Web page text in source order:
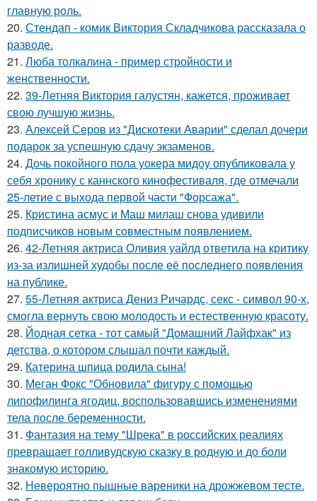
главную роль.
20. Стендап - комик Виктория Складчикова рассказала о
разводе.
21. Люба толкалина - пример стройности и
женственности.
22. 39-Летняя Виктория галустян, кажется, проживает
свою лучшую жизнь.
23. Алексей Серов из "Дискотеки Аварии" сделал дочери
подарок за успешную сдачу экзаменов.
24. Дочь покойного пола уокера мидоу опубликовала у
себя хронику с каннского кинофестиваля, где отмечали
25-летие с выхода первой части "Форсажа".
25. Кристина асмус и Маш милаш снова удивили
подписчиков новым совместным появлением.
26. 42-Летняя актриса Оливия уайлд ответила на критику
из-за излишней худобы после её последнего появления
на публике.
27. 55-Летняя актриса Дениз Ричардс, секс - символ 90-х,
смогла вернуть свою молодость и естественную красоту.
28. Йодная сетка - тот самый "Домашний Лайфхак" из
детства, о котором слышал почти каждый.
29. Катерина шпица родила сына!
30. Меган Фокс "Обновила" фигуру с помощью
липофилинга ягодиц, воспользовавшись изменениями
тела после беременности.
31. Фантазия на тему "Шрека" в российских реалиях
превращает голливудскую сказку в родную и до боли
знакомую историю.
32. Невероятно пышные вареники на дрожжевом тесте.